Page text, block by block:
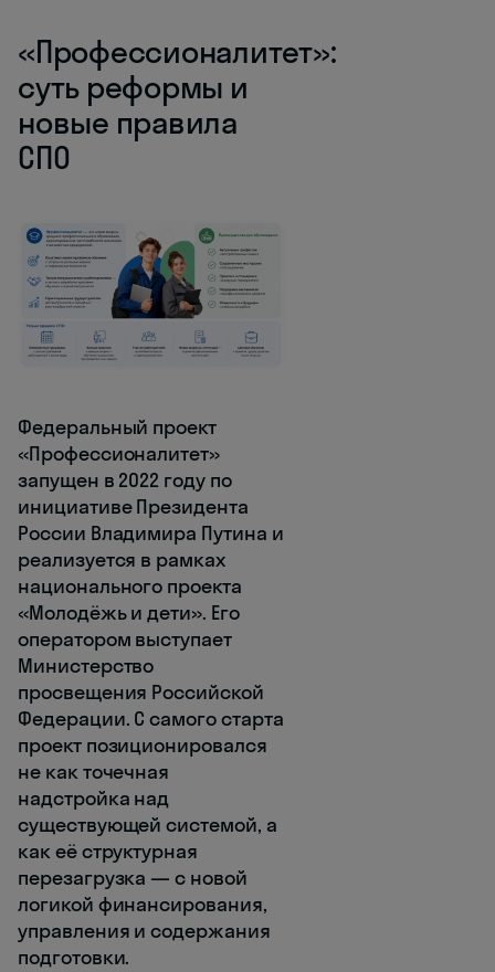
«Профессионалитет»:
суть реформы и
новые правила
СПО
Федеральный проект
«Профессионалитет»
запущен в 2022 году по
инициативе Президента
России Владимира Путина и
реализуется в рамках
национального проекта
«Молодёжь и дети». Его
оператором выступает
Министерство
просвещения Российской
Федерации. С самого старта
проект позиционировался
не как точечная
надстройка над
существующей системой, а
как её структурная
перезагрузка — с новой
логикой финансирования,
управления и содержания
подготовки.